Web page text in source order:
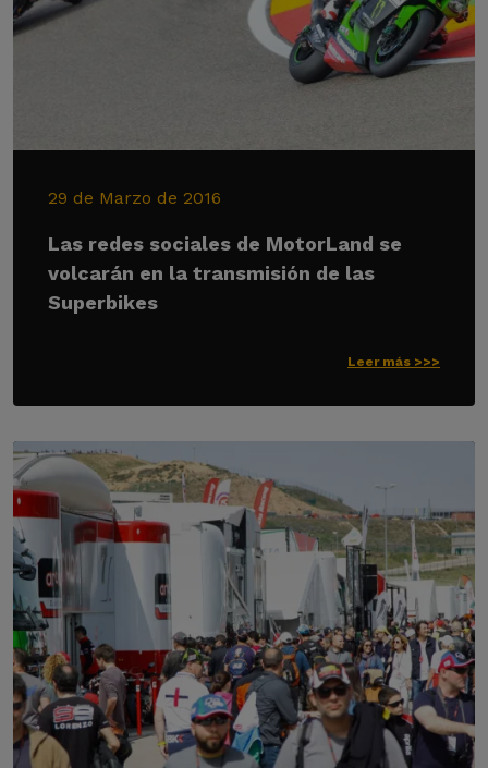
29 de Marzo de 2016
Las redes sociales de MotorLand se
volcarán en la transmisión de las
Superbikes
Leer más >>>